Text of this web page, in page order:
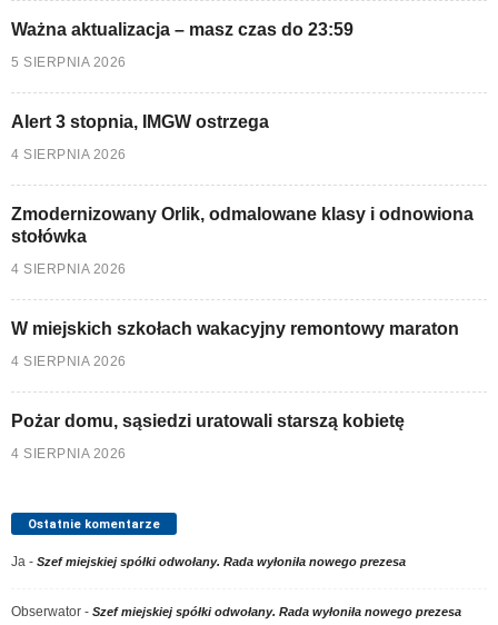
Ważna aktualizacja – masz czas do 23:59
5 SIERPNIA 2026
Alert 3 stopnia, IMGW ostrzega
4 SIERPNIA 2026
Zmodernizowany Orlik, odmalowane klasy i odnowiona
stołówka
4 SIERPNIA 2026
W miejskich szkołach wakacyjny remontowy maraton
4 SIERPNIA 2026
Pożar domu, sąsiedzi uratowali starszą kobietę
4 SIERPNIA 2026
Ostatnie komentarze
Ja - Szef miejskiej spółki odwołany. Rada wyłoniła nowego prezesa
Obserwator - Szef miejskiej spółki odwołany. Rada wyłoniła nowego prezesa